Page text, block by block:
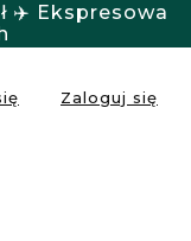
✈️ Ekspresowa
Zaloguj się